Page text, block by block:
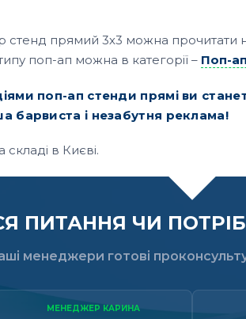
прямий 3х3 можна прочитати
поп-ап можна в категорії – Поп-
поп-ап стенди прямі ви
барвиста і незабутня реклама!
в Києві.
ПИТАННЯ ЧИ
менеджери готові
МЕНЕДЖЕР КАРИНА